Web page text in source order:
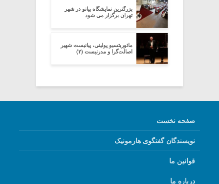
بزرگترین نمایشگاه پیانو در شهر
تهران برگزار می شود
مائوریتسیو پولینی، پیانیست شهیر
اصالت‌گرا و مدرنیست (۲)
صفحه نخست
نویسندگان گفتگوی هارمونیک
قوانین ما
درباره ما